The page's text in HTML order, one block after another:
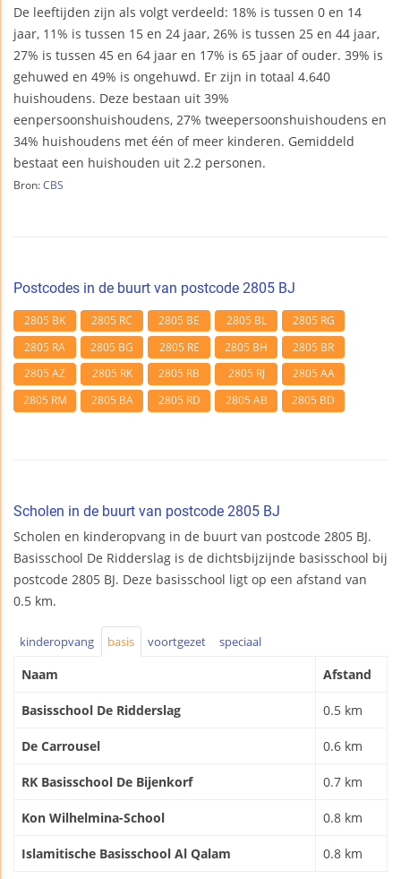
De leeftijden zijn als volgt verdeeld: 18% is tussen 0 en 14
jaar, 11% is tussen 15 en 24 jaar, 26% is tussen 25 en 44 jaar,
27% is tussen 45 en 64 jaar en 17% is 65 jaar of ouder. 39% is
gehuwed en 49% is ongehuwd. Er zijn in totaal 4.640
huishoudens. Deze bestaan uit 39%
eenpersoonshuishoudens, 27% tweepersoonshuishoudens en
34% huishoudens met één of meer kinderen. Gemiddeld
bestaat een huishouden uit 2.2 personen.
Bron: CBS
Postcodes in de buurt van postcode 2805 BJ
2805 BK 2805 RC 2805 BE 2805 BL
2805 RG
2805 RA
2805 BG 2805 RE 2805 BH
2805 BR
2805 AZ
2805 RK 2805 RB 2805 RJ
2805 AA
2805 RM
2805 BA 2805 RD 2805 AB 2805 BD
Scholen in de buurt van postcode 2805 BJ
Scholen en kinderopvang in de buurt van postcode 2805 BJ.
Basisschool De Ridderslag is de dichtsbijzijnde basisschool bij
postcode 2805 BJ. Deze basisschool ligt op een afstand van
0.5 km.
kinderopvang basis voortgezet speciaal
Naam Afstand
Basisschool De Ridderslag 0.5 km
De Carrousel 0.6 km
RK Basisschool De Bijenkorf 0.7 km
Kon Wilhelmina-School 0.8 km
Islamitische Basisschool Al Qalam 0.8 km